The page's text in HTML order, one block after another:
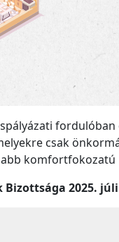
csak
Bizottsága 2025.